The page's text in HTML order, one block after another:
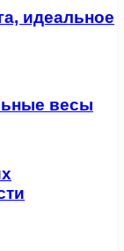
идеальное
весы